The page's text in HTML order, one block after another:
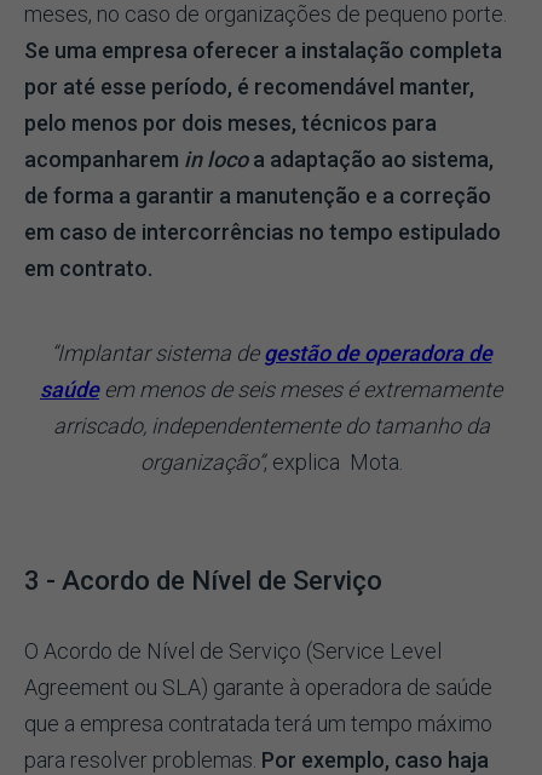
meses, no caso de organizações de pequeno porte.
Se uma empresa oferecer a instalação completa
por até esse período, é recomendável manter,
pelo menos por dois meses, técnicos para
acompanharem in locoa adaptação ao sistema,
de forma a garantir a manutenção e a correção
em caso de intercorrências no tempo estipulado
em contrato.
“Implantar sistema degestão de operadora de
saúdeem menos de seis meses é extremamente
arriscado, independentemente do tamanho da
organização”, explica Mota.
3 - Acordo de Nível de Serviço
O Acordo de Nível de Serviço (Service Level
Agreement ou SLA) garante à operadora de saúde
que a empresa contratada terá um tempo máximo
para resolver problemas. Por exemplo, caso haja